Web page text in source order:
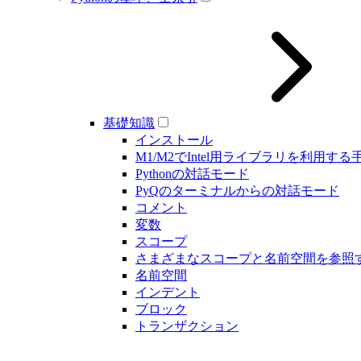
基礎知識
インストール
M1/M2でIntel用ライブラリを利用する
Pythonの対話モード
PyQのターミナルからの対話モード
コメント
変数
スコープ
さまざまなスコープと名前空間を参照
名前空間
インデント
ブロック
トランザクション